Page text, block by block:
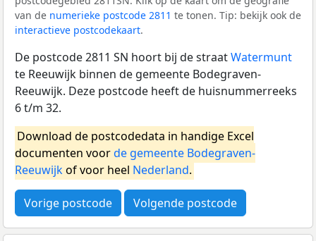
van de numerieke postcode 2811 te tonen. Tip: bekijk ook de
interactieve postcodekaart.
De postcode 2811 SN hoort bij de straatWatermunt
te Reeuwijk binnen de gemeente Bodegraven-
Reeuwijk. Deze postcode heeft de huisnummerreeks
6 t/m 32.
Download de postcodedata in handige Excel
documenten voorde gemeente Bodegraven-
Reeuwijkof voor heel Nederland.
Vorige postcode Volgende postcode